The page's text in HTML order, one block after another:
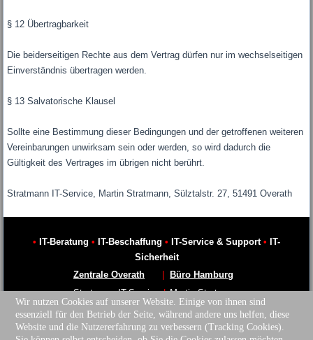
§ 12 Übertragbarkeit
Die beiderseitigen Rechte aus dem Vertrag dürfen nur im wechselseitigen
Einverständnis übertragen werden.
§ 13 Salvatorische Klausel
Sollte eine Bestimmung dieser Bedingungen und der getroffenen weiteren
Vereinbarungen unwirksam sein oder werden, so wird dadurch die
Gültigkeit des Vertrages im übrigen nicht berührt.
Stratmann IT-Service, Martin Stratmann, Sülztalstr. 27, 51491 Overath
• IT-Beratung • IT-Beschaffung • IT-Service & Support • IT-
Sicherheit
Zentrale Overath
Büro Hamburg
Stratmann IT-Service
Sülztalstr. 27
51491 Overath
|
|
|
Martin Stratmann
Am Lustberg 22
22335 Hamburg
Wir nutzen Cookies auf unserer Website. Einige von ihnen sind
essenziell für den Betrieb der Seite, während andere uns helfen, diese
Website und die Nutzererfahrung zu verbessern (Tracking Cookies).